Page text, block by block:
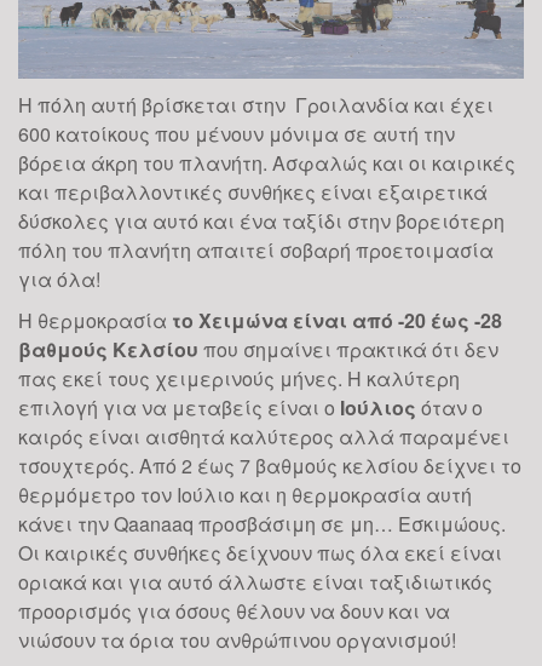
Η πόλη αυτή βρίσκεται στην Γροιλανδία και έχει
600 κατοίκους που μένουν μόνιμα σε αυτή την
βόρεια άκρη του πλανήτη. Ασφαλώς και οι καιρικές
και περιβαλλοντικές συνθήκες είναι εξαιρετικά
δύσκολες για αυτό και ένα ταξίδι στην βορειότερη
πόλη του πλανήτη απαιτεί σοβαρή προετοιμασία
για όλα!
Η θερμοκρασία το Χειμώνα είναι από -20 έως -28
βαθμούς Κελσίου που σημαίνει πρακτικά ότι δεν
πας εκεί τους χειμερινούς μήνες. Η καλύτερη
επιλογή για να μεταβείς είναι ο Ιούλιος όταν ο
καιρός είναι αισθητά καλύτερος αλλά παραμένει
τσουχτερός. Από 2 έως 7 βαθμούς κελσίου δείχνει το
θερμόμετρο τον Ιούλιο και η θερμοκρασία αυτή
κάνει τηνQaanaaq προσβάσιμη σε μη… Εσκιμώους.
Οι καιρικές συνθήκες δείχνουν πως όλα εκεί είναι
οριακά και για αυτό άλλωστε είναι ταξιδιωτικός
προορισμός για όσους θέλουν να δουν και να
νιώσουν τα όρια του ανθρώπινου οργανισμού!